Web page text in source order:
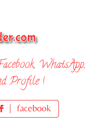
WhatsApp,
Profile !